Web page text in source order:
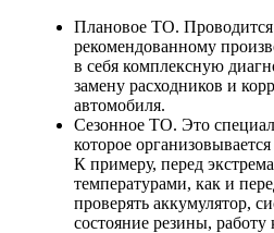
Плановое ТО. Проводится
рекомендованному
в себя комплексную
замену расходников и
автомобиля.
Сезонное ТО. Это
которое
К примеру, перед
температурами, как и
проверять аккумулятор,
состояние резины, работу